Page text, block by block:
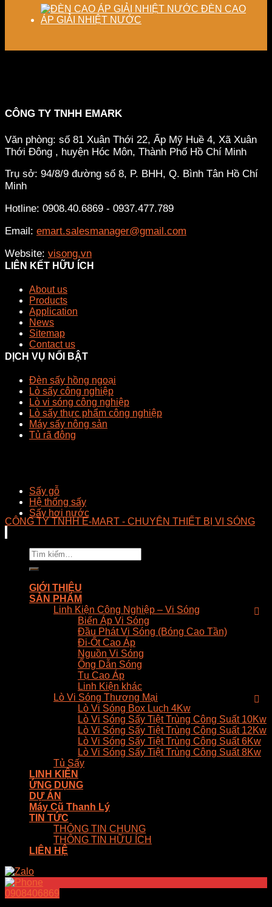
ĐÈN CAO
ÁP GIẢI NHIỆT NƯỚC
CÔNG TY TNHH EMARK
Văn phòng: số 81 Xuân Thới 22, Ấp Mỹ Huề 4, Xã Xuân
Thới Đông , huyện Hóc Môn, Thành Phố Hồ Chí Minh
Trụ sở: 94/8/9 đường số 8, P. BHH, Q. Bình Tân Hồ Chí
Minh
Hotline: 0908.40.6869 - 0937.477.789
Email: emart.salesmanager@gmail.com
Website: visong.vn
LIÊN KẾT HỮU ÍCH
About us
Products
Application
News
Sitemap
Contact us
DỊCH VỤ NỔI BẬT
Đèn sấy hồng ngoại
Lò sấy công nghiệp
Lò vi sóng công nghiệp
Lò sấy thực phẩm công nghiệp
Máy sấy nông sản
Tủ rã đông
Sấy gỗ
Hệ thống sấy
Sấy hơi nước
CÔNG TY TNHH E-MART - CHUYÊN THIẾT BỊ VI SÓNG
Tìm
kiếm:
GIỚI THIỆU
SẢN PHẨM
Linh Kiện Công Nghiệp – Vi Sóng
Biến Áp Vi Sóng
Đầu Phát Vi Sóng (Bóng Cao Tần)
Đi-Ốt Cao Áp
Nguồn Vi Sóng
Ống Dẫn Sóng
Tụ Cao Áp
Linh Kiện khác
Lò Vi Sóng Thương Mại
Lò Vi Sóng Box Luch 4Kw
Lò Vi Sóng Sấy Tiệt Trùng Công Suất 10Kw
Lò Vi Sóng Sấy Tiệt Trùng Công Suất 12Kw
Lò Vi Sóng Sấy Tiệt Trùng Công Suất 6Kw
Lò Vi Sóng Sấy Tiệt Trùng Công Suất 8Kw
Tủ Sấy
LINH KIỆN
ỨNG DỤNG
DỰ ÁN
Máy Cũ Thanh Lý
TIN TỨC
THÔNG TIN CHUNG
THÔNG TIN HỮU ÍCH
LIÊN HỆ
0908406869